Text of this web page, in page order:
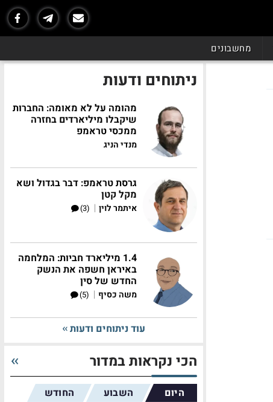
מחשבונים
ניתוחים ודעות
מהומה על לא מאומה: החברות
שיקבלו מיליארדים בחזרה
ממכסי טראמפ
מנדי הניג
גרסת טראמפ: דבר בגדול ושא
מקל קטן
איתמר לוין |
(3)
1.4 מיליארד חביות: המלחמה
באיראן חשפה את הנשק
החדש של סין
משה כסיף |
(5)
עוד ניתוחים ודעות
הכי נקראות במדור
היום השבוע החודש